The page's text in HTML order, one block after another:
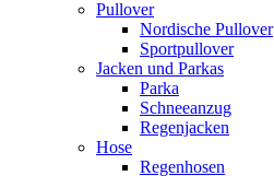
Pullover
Nordische Pullover
Sportpullover
Jacken und Parkas
Parka
Schneeanzug
Regenjacken
Hose
Regenhosen